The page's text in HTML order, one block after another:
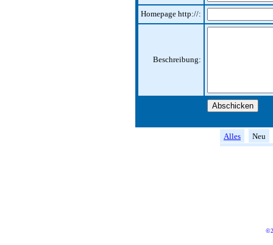
Homepage http://:
Beschreibung:
Alles Neu